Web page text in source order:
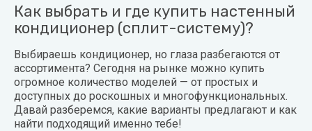
Как выбрать и где купить настенный
кондиционер (сплит-систему)?
Выбираешь кондиционер, но глаза разбегаются от
ассортимента? Сегодня на рынке можно купить
огромное количество моделей — от простых и
доступных до роскошных и многофункциональных.
Давай разберемся, какие варианты предлагают и как
найти подходящий именно тебе!